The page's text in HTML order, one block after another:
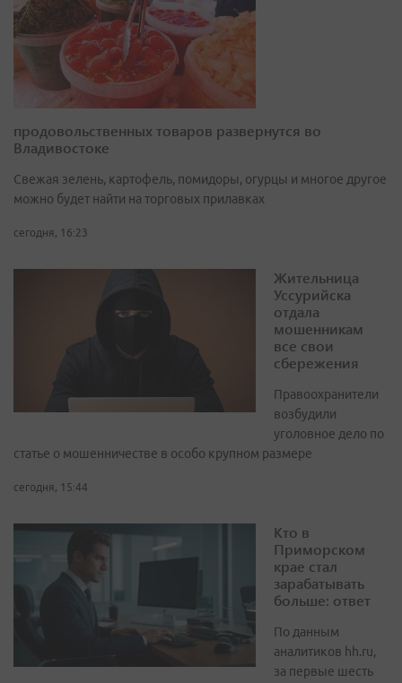
продовольственных товаров развернутся во
Владивостоке
Свежая зелень, картофель, помидоры, огурцы и многое другое
можно будет найти на торговых прилавках
сегодня, 16:23
Жительница
Уссурийска
отдала
мошенникам
все свои
сбережения
Правоохранители
возбудили
уголовное дело по
статье о мошенничестве в особо крупном размере
сегодня, 15:44
Кто в
Приморском
крае стал
зарабатывать
больше: ответ
По данным
аналитиков hh.ru,
за первые шесть